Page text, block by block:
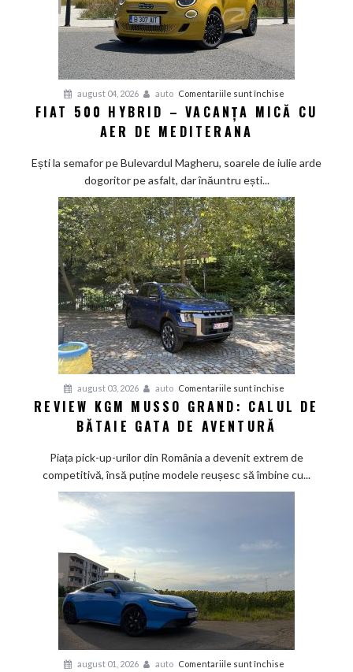
august 04, 2026 auto Comentariile sunt închise
Fiat
–
mică
cu
aer
de
Mediterana
FIAT 500 HYBRID – VACANȚA MICĂ CU
AER DE MEDITERANA
Ești la semafor pe Bulevardul Magheru, soarele de iulie arde
dogoritor pe asfalt, dar înăuntru ești...
august 03, 2026 auto Comentariile sunt închise
Review
Grand:
Calul
de
REVIEW KGM MUSSO GRAND: CALUL DE
BĂTAIE GATA DE AVENTURĂ
Piața pick-up-urilor din România a devenit extrem de
competitivă, însă puține modele reușesc să îmbine cu...
august 01, 2026 auto Comentariile sunt închise